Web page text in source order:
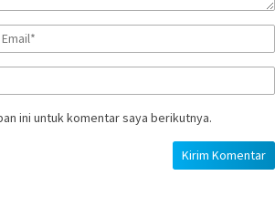
ini untuk komentar saya berikutnya.